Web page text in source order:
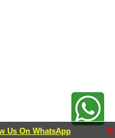
Us On WhatsApp X